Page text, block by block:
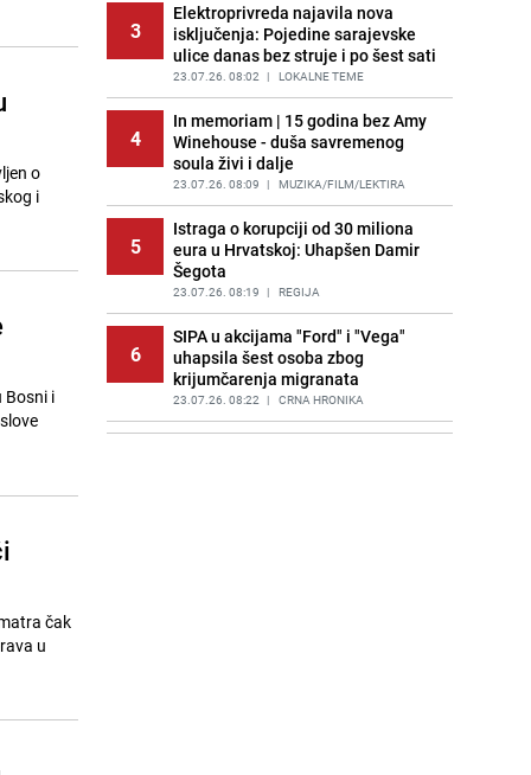
o
i
Bosni i
čak
u
14
Meteorolozi za danas podigli
upozorenja za 3 regije: Objavljena
prognoza do petka - stiže kiša?
PRIJE 3 DANA | BOSNA I HERCEGOVINA
15
Uklonite kamenac sa slavina u
kupatilu: Dovoljna je ova smjesa
PRIJE 2 DANA | ŽIVOT I STIL
3
Elektroprivreda najavila nova
isključenja: Pojedine sarajevske
ulice danas bez struje i po šest sati
23.07.26. 08:02 | LOKALNE TEME
4
In memoriam | 15 godina bez Amy
Winehouse - duša savremenog
soula živi i dalje
23.07.26. 08:09 | MUZIKA/FILM/LEKTIRA
5
Istraga o korupciji od 30 miliona
eura u Hrvatskoj: Uhapšen Damir
Šegota
23.07.26. 08:19 | REGIJA
6
SIPA u akcijama "Ford" i "Vega"
uhapsila šest osoba zbog
krijumčarenja migranata
23.07.26. 08:22 | CRNA HRONIKA